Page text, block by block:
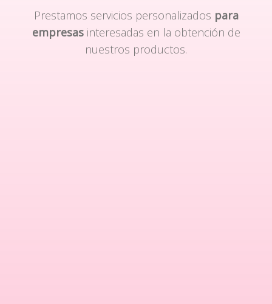
Prestamos servicios personalizados para
empresasinteresadas en la obtención de
nuestros productos.